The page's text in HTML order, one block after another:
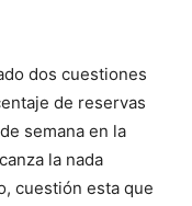
dos cuestiones
de reservas
semana en la
la nada
cuestión esta que